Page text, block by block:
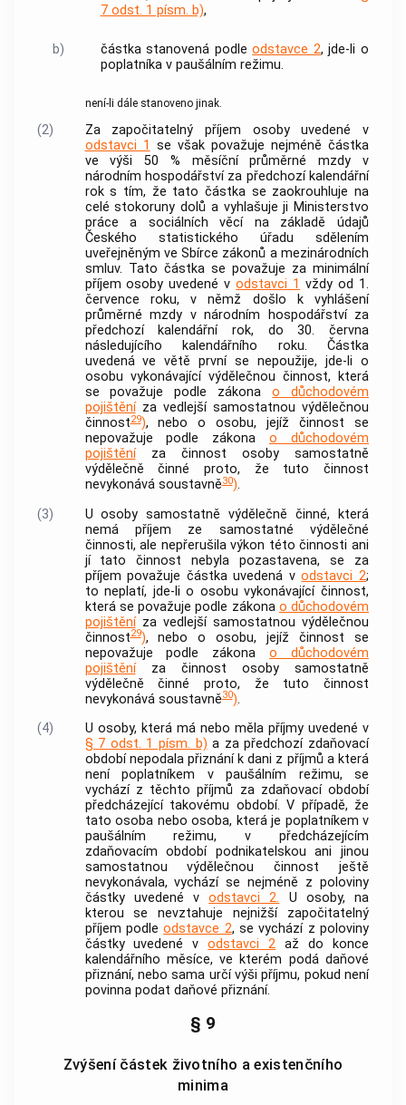
7 odst. 1 písm. b),
b) částka stanovená podleodstavce 2, jde-li o
poplatníka v paušálním režimu.
není-li dále stanoveno jinak.
(2)
Za započitatelný příjem osoby uvedené v
odstavci 1 se však považuje nejméně částka
ve výši 50 % měsíční průměrné mzdy v
národním hospodářství za předchozí kalendářní
rok s tím, že tato částka se zaokrouhluje na
celé stokoruny dolů a vyhlašuje ji Ministerstvo
práce a sociálních věcí na základě údajů
Českého statistického úřadu sdělením
uveřejněným ve Sbírce zákonů a mezinárodních
smluv. Tato částka se považuje za minimální
příjem osoby uvedené vodstavci 1 vždy od 1.
července roku, v němž došlo k vyhlášení
průměrné mzdy v národním hospodářství za
předchozí kalendářní rok, do 30. června
následujícího kalendářního roku. Částka
uvedená ve větě první se nepoužije, jde-li o
osobu vykonávající výdělečnou činnost, která
se považuje podle zákonao důchodovém
pojištěníza vedlejší samostatnou výdělečnou
činnost29), nebo o osobu, jejíž činnost se
nepovažuje podle zákonao důchodovém
pojištěníza činnost osoby samostatně
výdělečně činné proto, že tuto činnost
nevykonává soustavně30).
(3)
U osoby samostatně výdělečně činné, která
nemá příjem ze samostatné výdělečné
činnosti, ale nepřerušila výkon této činnosti ani
jí tato činnost nebyla pozastavena, se za
příjem považuje částka uvedená vodstavci 2;
to neplatí, jde-li o osobu vykonávající činnost,
která se považuje podle zákona o důchodovém
pojištěníza vedlejší samostatnou výdělečnou
činnost29), nebo o osobu, jejíž činnost se
nepovažuje podle zákonao důchodovém
pojištěníza činnost osoby samostatně
výdělečně činné proto, že tuto činnost
nevykonává soustavně30).
(4)
U osoby, která má nebo měla příjmy uvedené v
§ 7 odst. 1 písm. b) a za předchozí zdaňovací
období nepodala přiznání k dani z příjmů a která
není poplatníkem v paušálním režimu, se
vychází z těchto příjmů za zdaňovací období
předcházející takovému období. V případě, že
tato osoba nebo osoba, která je poplatníkem v
paušálním režimu, v předcházejícím
zdaňovacím období podnikatelskou ani jinou
samostatnou výdělečnou činnost ještě
nevykonávala, vychází se nejméně z poloviny
částky uvedené vodstavci 2. U osoby, na
kterou se nevztahuje nejnižší započitatelný
příjem podleodstavce 2, se vychází z poloviny
částky uvedené vodstavci 2 až do konce
kalendářního měsíce, ve kterém podá daňové
přiznání, nebo sama určí výši příjmu, pokud není
povinna podat daňové přiznání.
§ 9
Zvýšení částek životního a existenčního
minima